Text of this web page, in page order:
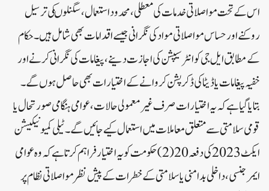
اس کے تحت مواصلاتی خدمات کی معطلی، محدود استعمال، سگنلوںکی ترسیل
روکنے اور حساس مواصلاتی مواد کی نگرانی جیسے اقدامات بھی شامل ہیں۔حکام
کے مطابق ایل جی کو انٹرسیپشن کی اجازت دینے، پیغامات کی نگرانی کرنے اور
خفیہ پیغامات یا ڈیٹا کی ڈکرپشن کروانے کے اختیارات بھی حاصل ہوں گے۔
بتایا گیا ہے کہ یہ اختیارات صرف غیرمعمولی حالات، عوامی ہنگامی صورتحال یا
قومی سلامتی سے متعلق معاملات میں استعمال کیے جائیں گے۔ٹیلی کمیونیکیشن
ایکٹ 2023 کی دفعہ 20(2) حکومت کو یہ اختیار فراہم کرتاہے کہ وہ عوامی
ایمرجنسی، داخلی بدامنی یا سلامتی کے خطرات کے پیش نظر مواصلاتی نظام پر